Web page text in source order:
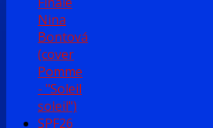
Nina
Bontová
(cover
Pomme
- "Soleil
soleil")
SPF26